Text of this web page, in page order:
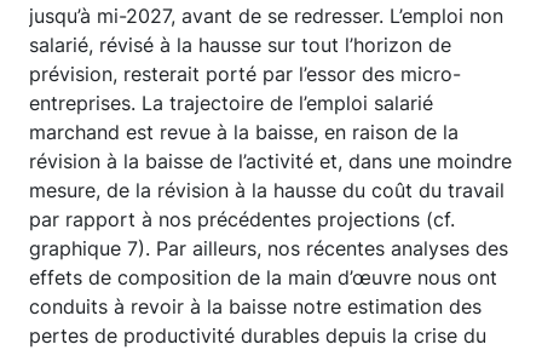
jusqu’à mi-2027, avant de se redresser. L’emploi non
salarié, révisé à la hausse sur tout l’horizon de
prévision, resterait porté par l’essor des micro-
entreprises. La trajectoire de l’emploi salarié
marchand est revue à la baisse, en raison de la
révision à la baisse de l’activité et, dans une moindre
mesure, de la révision à la hausse du coût du travail
par rapport à nos précédentes projections (cf.
graphique 7). Par ailleurs, nos récentes analyses des
effets de composition de la main d’œuvre nous ont
conduits à revoir à la baisse notre estimation des
pertes de productivité durables depuis la crise du